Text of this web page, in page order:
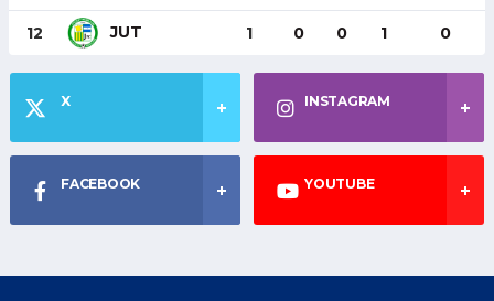
12 JUT 1 0 0 1 0
X INSTAGRAM
FACEBOOK YOUTUBE